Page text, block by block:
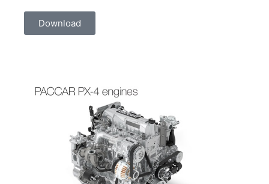
Download